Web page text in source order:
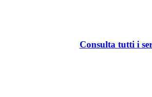
Consulta tutti i